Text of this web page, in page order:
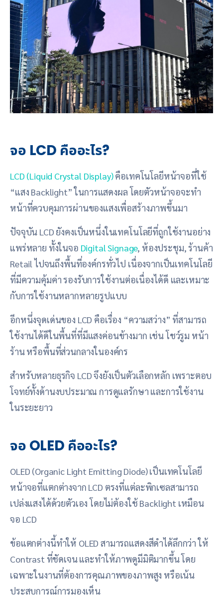
จอ LCD คืออะไร?
LCD (Liquid Crystal Display)คือเทคโนโลยีหน้าจอที่ใช้
“แสง Backlight” ในการแสดงผล โดยตัวหน้าจอจะทำ
หน้าที่ควบคุมการผ่านของแสงเพื่อสร้างภาพขึ้นมา
ปัจจุบัน LCD ยังคงเป็นหนึ่งในเทคโนโลยีที่ถูกใช้งานอย่าง
แพร่หลาย ทั้งในจอ Digital Signage, ห้องประชุม, ร้านค้า
Retail ไปจนถึงพื้นที่องค์กรทั่วไป เนื่องจากเป็นเทคโนโลยี
ที่มีความคุ้มค่า รองรับการใช้งานต่อเนื่องได้ดี และเหมาะ
กับการใช้งานหลากหลายรูปแบบ
อีกหนึ่งจุดเด่นของ LCD คือเรื่อง “ความสว่าง” ที่สามารถ
ใช้งานได้ดีในพื้นที่ที่มีแสงค่อนข้างมาก เช่น โชว์รูม หน้า
ร้าน หรือพื้นที่ส่วนกลางในองค์กร
สำหรับหลายธุรกิจ LCD จึงยังเป็นตัวเลือกหลัก เพราะตอบ
โจทย์ทั้งด้านงบประมาณ การดูแลรักษา และการใช้งาน
ในระยะยาว
จอ OLED คืออะไร?
OLED (Organic Light Emitting Diode) เป็นเทคโนโลยี
หน้าจอที่แตกต่างจาก LCD ตรงที่แต่ละพิกเซลสามารถ
เปล่งแสงได้ด้วยตัวเอง โดยไม่ต้องใช้ Backlight เหมือน
จอ LCD
ข้อแตกต่างนี้ทำให้ OLED สามารถแสดงสีดำได้ลึกกว่า ให้
Contrast ที่ชัดเจน และทำให้ภาพดูมีมิติมากขึ้น โดย
เฉพาะในงานที่ต้องการคุณภาพของภาพสูง หรือเน้น
ประสบการณ์การมองเห็น